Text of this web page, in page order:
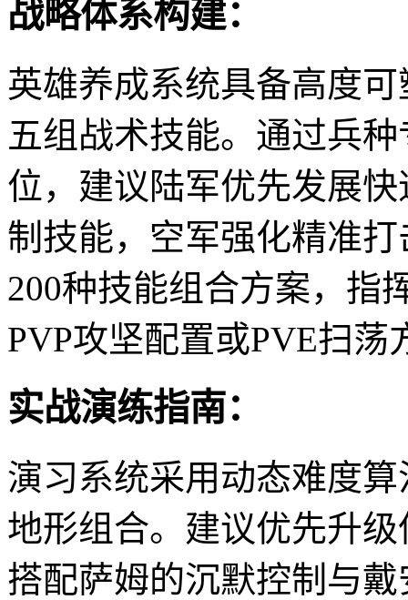
战略体系构建：
英雄养成系统具备高度
五组战术技能。通过兵
位，建议陆军优先发展
制技能，空军强化精准
200种技能组合方案，指
PVP攻坚配置或PVE扫荡
实战演练指南：
演习系统采用动态难度
地形组合。建议优先升
搭配萨姆的沉默控制与